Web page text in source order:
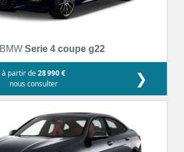
BMW Serie 4 coupe g22
à partir de28 990 €
nous consulter
❯